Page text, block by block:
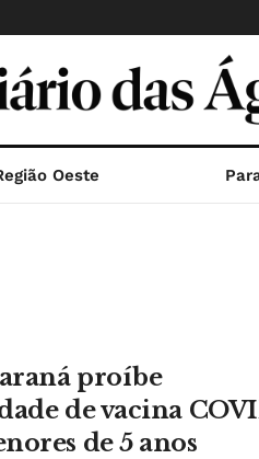
Oeste
proíbe
de vacina
de 5 anos